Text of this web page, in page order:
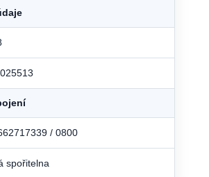
/ 0800
spořitelna